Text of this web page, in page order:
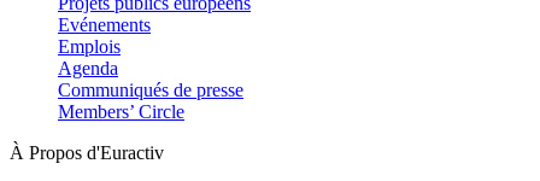
Evénements
Emplois
Agenda
Communiqués de presse
Members’ Circle
À Propos d'Euractiv